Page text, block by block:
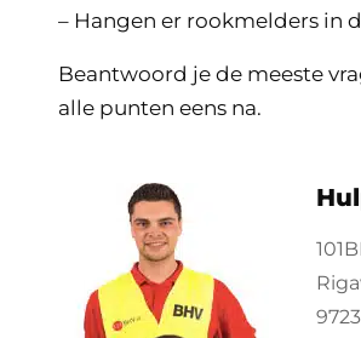
– Hangen er rookmelders in
Beantwoord je de meeste
alle punten eens na.